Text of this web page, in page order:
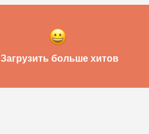
Загрузить больше хитов